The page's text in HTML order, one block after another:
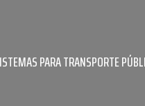
PARA TRANSPORTE